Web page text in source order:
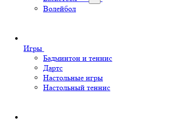
Волейбол
Игры
Бадминтон и теннис
Дартс
Настольные игры
Настольный теннис